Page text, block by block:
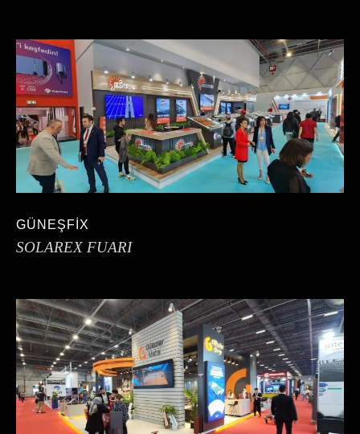
GÜNEŞFİX
SOLAREX FUARI